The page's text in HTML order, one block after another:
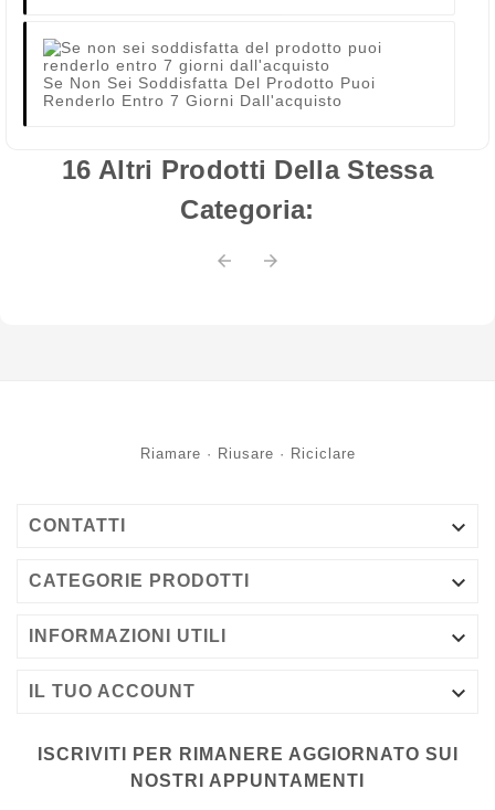
Se Non Sei Soddisfatta Del Prodotto Puoi
Renderlo Entro 7 Giorni Dall'acquisto
16 Altri Prodotti Della Stessa
Categoria:
 
Riamare · Riusare · Riciclare
CONTATTI 
CATEGORIE PRODOTTI 
INFORMAZIONI UTILI 
IL TUO ACCOUNT 
ISCRIVITI PER RIMANERE AGGIORNATO SUI
NOSTRI APPUNTAMENTI